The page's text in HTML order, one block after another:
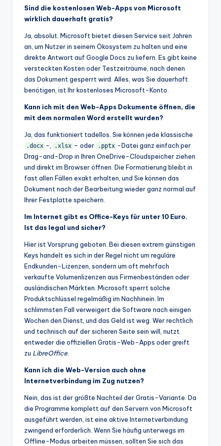
Sind die kostenlosen Web-Apps von Microsoft
wirklich dauerhaft gratis?
Ja, absolut. Microsoft bietet diesen Service seit Jahren
an, um Nutzer in seinem Ökosystem zu halten und eine
direkte Antwort auf Google Docs zu liefern. Es gibt keine
versteckten Kosten oder Testzeiträume, nach denen
das Dokument gesperrt wird. Alles, was Sie dauerhaft
benötigen, ist Ihr kostenloses Microsoft-Konto.
Kann ich mit den Web-Apps Dokumente öffnen, die
mit dem normalen Word erstellt wurden?
Ja, das funktioniert tadellos. Sie können jede klassische
.docx -, .xlsx – oder .pptx -Datei ganz einfach per
Drag-and-Drop in Ihren OneDrive-Cloudspeicher ziehen
und direkt im Browser öffnen. Die Formatierung bleibt in
fast allen Fällen exakt erhalten, und Sie können das
Dokument nach der Bearbeitung wieder ganz normal auf
Ihrer Festplatte speichern.
Im Internet gibt es Office-Keys für unter 10 Euro.
Ist das legal und sicher?
Hier ist Vorsprung geboten. Bei diesen extrem günstigen
Keys handelt es sich in der Regel nicht um reguläre
Endkunden-Lizenzen, sondern um oft mehrfach
verkaufte Volumenlizenzen aus Firmenbeständen oder
ausländischen Märkten. Microsoft sperrt solche
Produktschlüssel regelmäßig im Nachhinein. Im
schlimmsten Fall verweigert die Software nach einigen
Wochen den Dienst, und das Geld ist weg. Wer rechtlich
und technisch auf der sicheren Seite sein will, nutzt
entweder die offiziellen Gratis-Web-Apps oder greift
zu LibreOffice
Kann ich die Web-Version auch ohne
Internetverbindung im Zug nutzen?
Nein, das ist der größte Nachteil der Gratis-Variante. Da
die Programme komplett auf den Servern von Microsoft
ausgeführt werden, ist eine aktive Internetverbindung
zwingend erforderlich. Wenn Sie häufig unterwegs im
Offline-Modus arbeiten müssen, sollten Sie sich das